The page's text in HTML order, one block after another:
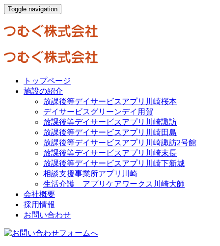
Toggle navigation
トップページ
施設の紹介
放課後等デイサービスアプリ川崎桜本
デイサービスグリーンデイ用賀
放課後等デイサービスアプリ川崎諏訪
放課後等デイサービスアプリ川崎田島
放課後等デイサービスアプリ川崎諏訪2号館
放課後等デイサービスアプリ川崎末長
放課後等デイサービスアプリ川崎下新城
相談支援事業所アプリ川崎
生活介護 アプリケアワークス川崎大師
会社概要
採用情報
お問い合わせ